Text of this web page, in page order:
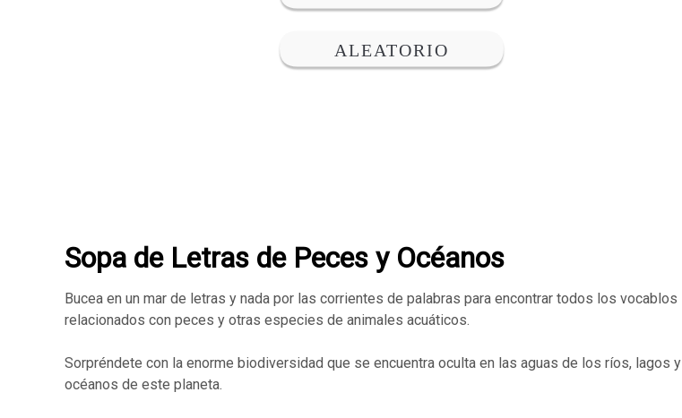
Sopa de Letras de Peces y Océanos
Bucea en un mar de letras y nada por las corrientes de palabras para encontrar todos los vocablos
relacionados con peces y otras especies de animales acuáticos.
Sorpréndete con la enorme biodiversidad que se encuentra oculta en las aguas de los ríos, lagos y
océanos de este planeta.